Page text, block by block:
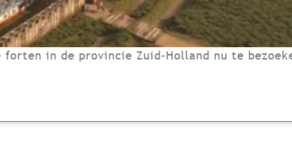
in de provincie Zuid-Holland nu te